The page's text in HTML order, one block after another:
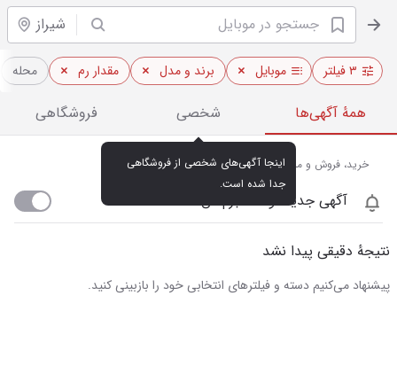
شیراز
۳ فیلتر موبایل برند و مدل مقدار رم محله
همهٔ آگهی‌ها شخصی فروشگاهی
جدا شده است.
خرید، فروش و مشاهده قیمت روز موبایل در شیراز
آگهی جدید اومد خبرم کن
نتیجهٔ دقیقی پیدا نشد
پیشنهاد می‌کنیم دسته و فیلترهای انتخابی خود را بازبینی کنید.